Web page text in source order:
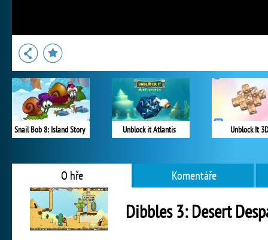
Snail Bob 8: Island Story Unblock it Atlantis Unblock It 3D
O hře Komentáře
Dibbles 3: Desert